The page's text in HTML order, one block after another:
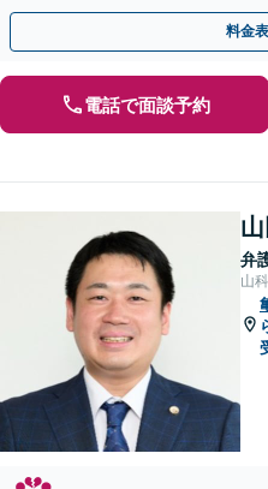
力で闘います。明るい人生の再スタ
料金
電話で面談予約
弁
山